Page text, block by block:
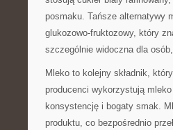
posmaku. Tańsze alternatywy
glukozowo-fruktozowy, który
szczególnie widoczna dla
Mleko to kolejny składnik,
producenci wykorzystują mleko
konsystencję i bogaty smak.
produktu, co bezpośrednio